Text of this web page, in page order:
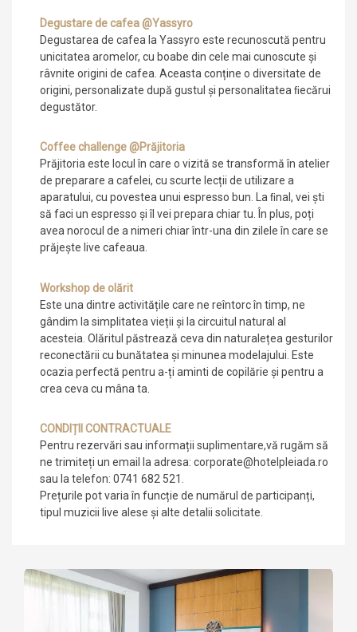
Degustare de cafea @Yassyro
Degustarea de cafea la Yassyro este recunoscută pentru
unicitatea aromelor, cu boabe din cele mai cunoscute și
râvnite origini de cafea. Aceasta conține o diversitate de
origini, personalizate după gustul și personalitatea ﬁecărui
degustător.
Coffee challenge @Prăjitoria
Prăjitoria este locul în care o vizită se transformă în atelier
de preparare a cafelei, cu scurte lecții de utilizare a
aparatului, cu povestea unui espresso bun. La ﬁnal, vei ști
să faci un espresso și îl vei prepara chiar tu. În plus, poți
avea norocul de a nimeri chiar într-una din zilele în care se
prăjește live cafeaua.
Workshop de olărit
Este una dintre activitățile care ne reîntorc în timp, ne
gândim la simplitatea vieții și la circuitul natural al
acesteia. Olăritul păstrează ceva din naturalețea gesturilor
reconectării cu bunătatea și minunea modelajului. Este
ocazia perfectă pentru a-ți aminti de copilărie și pentru a
crea ceva cu mâna ta.
CONDIȚII CONTRACTUALE
Pentru rezervări sau informații suplimentare,vă rugăm să
ne trimiteți un email la adresa: corporate@hotelpleiada.ro
sau la telefon: 0741 682 521.
Prețurile pot varia în funcție de numărul de participanți,
tipul muzicii live alese și alte detalii solicitate.